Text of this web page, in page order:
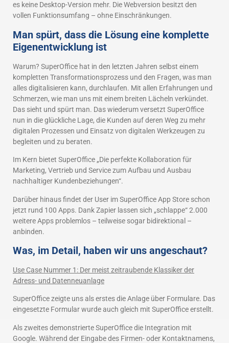
es keine Desktop-Version mehr. Die Webversion besitzt den
vollen Funktionsumfang – ohne Einschränkungen.
Man spürt, dass die Lösung eine komplette
Eigenentwicklung ist
Warum? SuperOffice hat in den letzten Jahren selbst einem
kompletten Transformationsprozess und den Fragen, was man
alles digitalisieren kann, durchlaufen. Mit allen Erfahrungen und
Schmerzen, wie man uns mit einem breiten Lächeln verkündet.
Das sieht und spürt man. Das wiederum versetzt SuperOffice
nun in die glückliche Lage, die Kunden auf deren Weg zu mehr
digitalen Prozessen und Einsatz von digitalen Werkzeugen zu
begleiten und zu beraten.
Im Kern bietet SuperOffice „Die perfekte Kollaboration für
Marketing, Vertrieb und Service zum Aufbau und Ausbau
nachhaltiger Kundenbeziehungen“.
Darüber hinaus findet der User im SuperOffice App Store schon
jetzt rund 100 Apps. Dank Zapier lassen sich „schlappe“ 2.000
weitere Apps problemlos – teilweise sogar bidirektional –
anbinden.
Was, im Detail, haben wir uns angeschaut?
Use Case Nummer 1: Der meist zeitraubende Klassiker der
Adress- und Datenneuanlage
SuperOffice zeigte uns als erstes die Anlage über Formulare. Das
eingesetzte Formular wurde auch gleich mit SuperOffice erstellt.
Als zweites demonstrierte SuperOffice die Integration mit
Google. Während der Eingabe des Firmen- oder Kontaktnamens,